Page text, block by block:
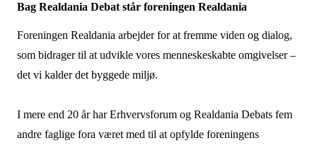
Bag Realdania Debat står foreningen Realdania
Foreningen Realdania arbejder for at fremme viden og dialog,
som bidrager til at udvikle vores menneskeskabte omgivelser –
det vi kalder det byggede miljø.
I mere end 20 år har Erhvervsforum og Realdania Debats fem
andre faglige fora været med til at opfylde foreningens